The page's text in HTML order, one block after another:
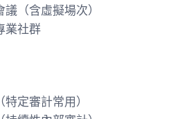
（含虛擬場次）
業社群
定審計常用）